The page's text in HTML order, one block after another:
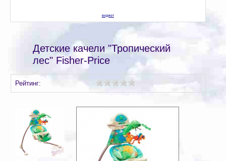
виджет
Детские качели "Тропический
лес" Fisher-Price
Рейтинг: